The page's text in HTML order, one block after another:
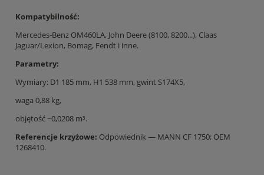
Kompatybilność:
Mercedes-Benz OM460LA, John Deere (8100, 8200...), Claas
Jaguar/Lexion, Bomag, Fendt i inne.
Parametry:
Wymiary: D1 185 mm, H1 538 mm, gwint S174X5,
waga 0,88 kg,
objętość ~0,0208 m³.
Referencje krzyżowe: Odpowiednik — MANN CF 1750; OEM
1268410.